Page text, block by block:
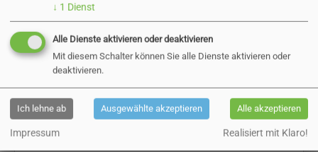
Parken
↓ 1 Dienst
Alle Dienste aktivieren oder deaktivieren
Mit diesem Schalter können Sie alle Dienste aktivieren oder
deaktivieren.
Ich lehne ab Ausgewählte akzeptieren Alle akzeptieren
Impressum Realisiert mit Klaro!